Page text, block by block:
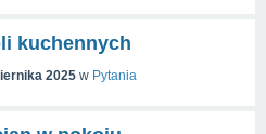
kuchennych
2025 w Pytania